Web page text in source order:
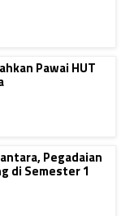
Pawai HUT
Pegadaian
di Semester 1